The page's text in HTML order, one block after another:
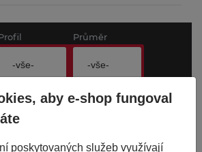
-vše-
Průměr
-vše-
aby e-shop fungoval
poskytovaných služeb využívají